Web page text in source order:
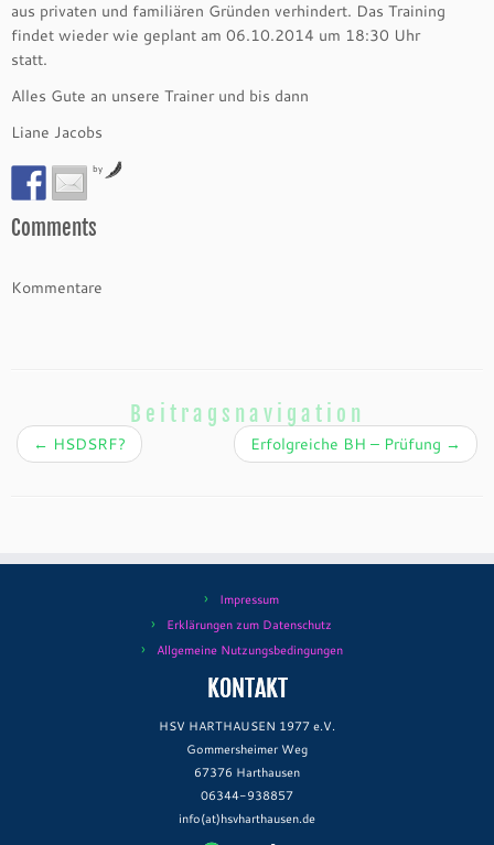
aus privaten und familiären Gründen verhindert. Das Training
findet wieder wie geplant am 06.10.2014 um 18:30 Uhr
statt.
Alles Gute an unsere Trainer und bis dann
Liane Jacobs
by
Comments
Kommentare
Beitragsnavigation
← HSDSRF? Erfolgreiche BH – Prüfung →
Impressum
Erklärungen zum Datenschutz
Allgemeine Nutzungsbedingungen
KONTAKT
HSV HARTHAUSEN 1977 e.V.
Gommersheimer Weg
67376 Harthausen
06344-938857
info(at)hsvharthausen.de